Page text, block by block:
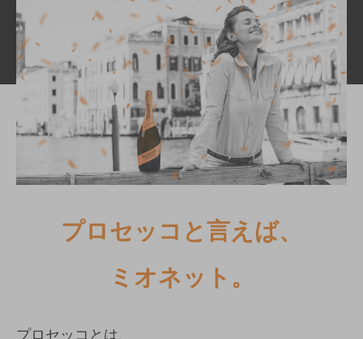
プロセッコと言えば、
ミオネット。
プロセッコとは、